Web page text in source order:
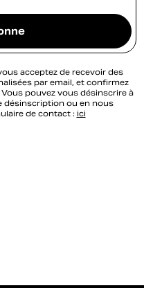
acceptez de recevoir des
par email, et confirmez
Vous pouvez vous désinscrire à
désinscription ou en nous
de contact : ici